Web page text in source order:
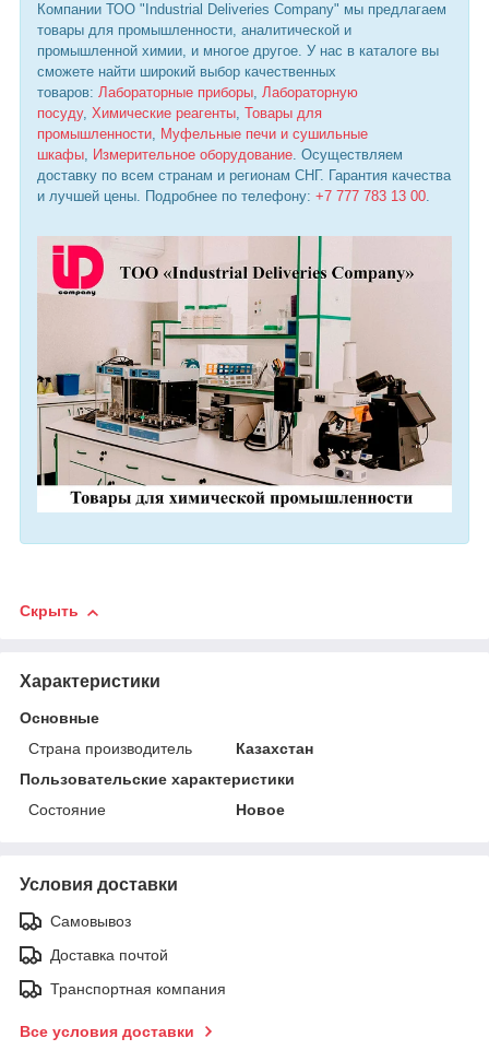
Компании ТОО "Industrial Deliveries Company" мы предлагаем
товары для промышленности, аналитической и
промышленной химии, и многое другое. У нас в каталоге вы
сможете найти широкий выбор качественных
товаров: Лабораторные приборы, Лабораторную
посуду, Химические реагенты, Товары для
промышленности, Муфельные печи и сушильные
шкафы, Измерительное оборудование. Осуществляем
доставку по всем странам и регионам СНГ. Гарантия качества
и лучшей цены. Подробнее по телефону: +7 777 783 13 00.
Скрыть
Характеристики
Основные
Страна производитель
Казахстан
Пользовательские характеристики
Состояние
Новое
Условия доставки
Самовывоз
Доставка почтой
Транспортная компания
Все условия доставки